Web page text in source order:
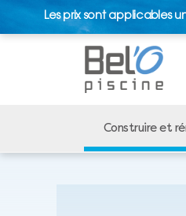
Les prix sont applicables
Construire et